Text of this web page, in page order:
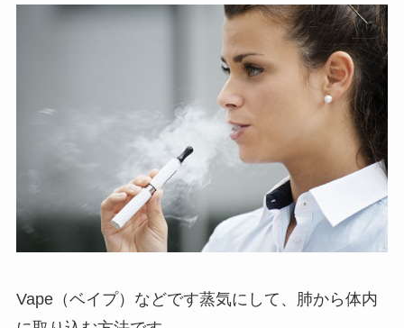
Vape（ベイプ）などです蒸気にして、肺から体内